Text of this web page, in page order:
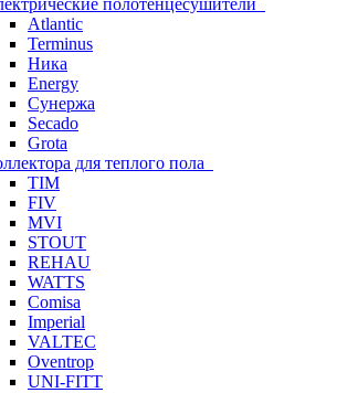
полотенцесушители
Atlantic
Terminus
Ника
Energy
Сунержа
Secado
Grota
для теплого пола
TIM
FIV
MVI
STOUT
REHAU
WATTS
Comisa
Imperial
VALTEC
Oventrop
UNI-FITT